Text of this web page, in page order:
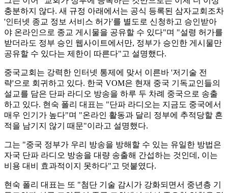
충분하지 않다. 새 규정 아래에서는 공식 등록된 삼자교회조차
'인터넷 종교 정보 서비스 허가'를 별도로 신청하고 승인받아
야 온라인으로 종교 게시물을 공유할 수 있다"며 "설령 허가를
받더라도 정부 승인 웹사이트에서만, 정부가 승인한 게시물만
공유할 수 있다는 제한이 따른다"고 설명했다.
중국교회는 강력한 인터넷 통제에 맞서 이른바 '저기술 전
략'으로 회귀하고 있다. 한국 VOM은 현재 중국 기독교인들의
설교를 담은 단파 라디오 방송을 하루 두 차례 중국으로 송출
하고 있다. 현숙 폴리 대표는 "단파 라디오는 지금도 중국에서
매우 인기가 높다"며 "온라인 활동과 달리 정부에 추적당할 흔
적을 남기지 않기 때문"이라고 설명했다.
그는 "중국 정부가 우리 방송을 방해할 수 있는 유일한 방법은
자국 단파 라디오 방송을 대량 송출해 간섭하는 것인데, 이는
비용 대비 효과적이지 못하다"고 덧붙였다.
현숙 폴리 대표는 또 "첨단 기술 감시가 강화되면서 중년층 기